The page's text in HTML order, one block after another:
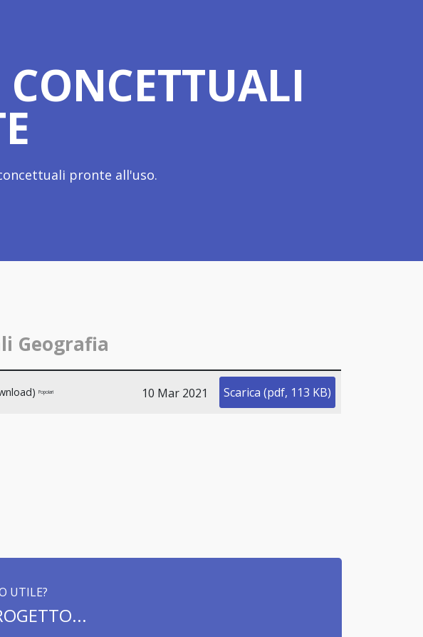
pronte all'uso.
Geografia
Popolari 10 Mar 2021 Scarica(pdf, 113 KB)
UTILE?